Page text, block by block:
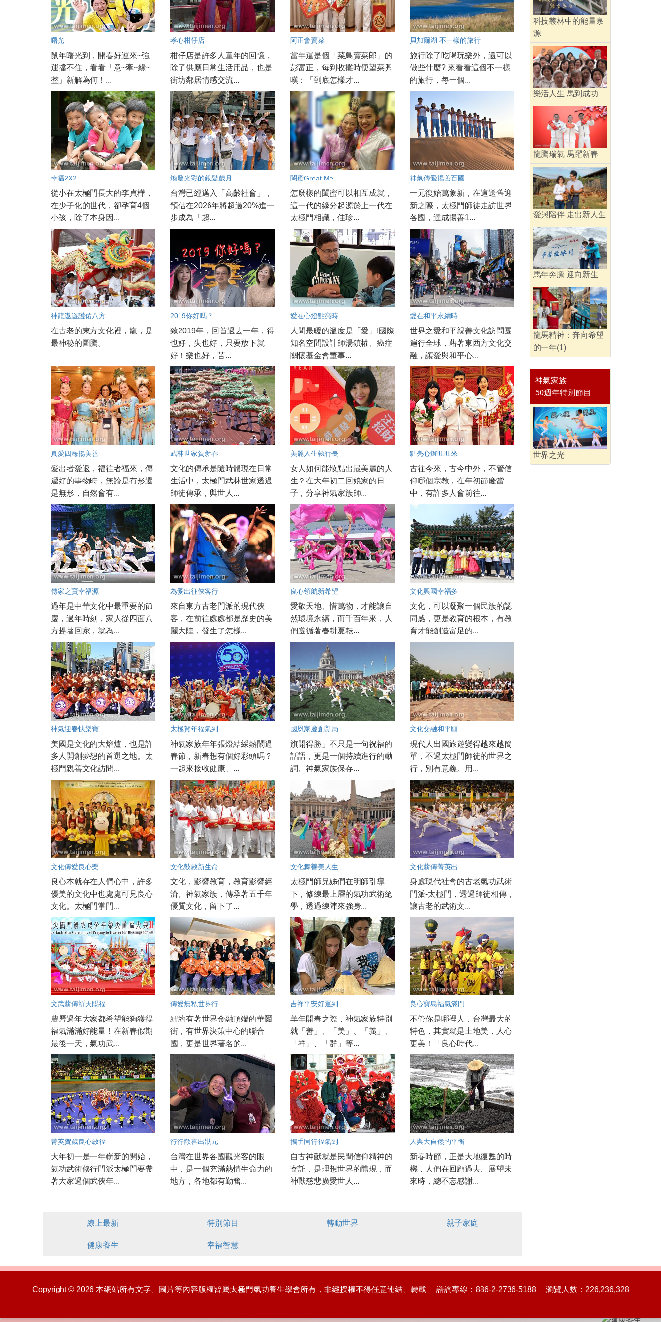
曙光
鼠年曙光到，開春好運來~強
運擋不住，看看「意~牽~緣~
整」新解為何！...
孝心柑仔店
柑仔店是許多人童年的回憶，
除了供應日常生活用品，也是
街坊鄰居情感交流...
阿正會賣菜
當年還是個「菜鳥賣菜郎」的
彭富正，每到收攤時便望菜興
嘆：「到底怎樣才...
貝加爾湖 不一樣的旅行
旅行除了吃喝玩樂外，還可以
做些什麼? 來看看這個不一樣
的旅行，每一個...
幸福2X2
從小在太極門長大的李貞樺，
在少子化的世代，卻孕育4個
小孩，除了本身因...
煥發光彩的銀髮歲月
台灣已經邁入「高齡社會」，
預估在2026年將超過20%進一
步成為「超...
閨蜜Great Me
怎麼樣的閨蜜可以相互成就，
這一代的緣分起源於上一代在
太極門相識，佳珍...
神氣傳愛揚善百國
一元復始萬象新，在這送舊迎
新之際，太極門師徒走訪世界
各國，達成揚善1...
神龍遨遊護佑八方
在古老的東方文化裡，龍，是
最神秘的圖騰。
2019你好嗎？
致2019年，回首過去一年，得
也好，失也好，只要放下就
好！樂也好，苦...
愛在心燈點亮時
人間最暖的溫度是「愛」!國際
知名空間設計師湯鎮權、癌症
關懷基金會董事...
愛在和平永續時
世界之愛和平親善文化訪問團
遍行全球，藉著東西方文化交
融，讓愛與和平心...
真愛四海揚美善
愛出者愛返，福往者福來，傳
遞好的事物時，無論是有形還
是無形，自然會有...
武林世家賀新春
文化的傳承是隨時體現在日常
生活中，太極門武林世家透過
師徒傳承，與世人...
美麗人生執行長
女人如何能妝點出最美麗的人
生？在大年初二回娘家的日
子，分享神氣家族師...
點亮心燈旺旺來
古往今來，古今中外，不管信
仰哪個宗教，在年初節慶當
中，有許多人會前往...
傳家之寶幸福源
過年是中華文化中最重要的節
慶，過年時刻，家人從四面八
方趕著回家，就為...
為愛出征俠客行
來自東方古老門派的現代俠
客，在前往處處都是歷史的美
麗大陸，發生了怎樣...
良心領航新希望
愛敬天地、惜萬物，才能讓自
然環境永續，而千百年來，人
們遵循著春耕夏耘...
文化興國幸福多
文化，可以凝聚一個民族的認
同感，更是教育的根本，有教
育才能創造富足的...
神氣迎春快樂寶
美國是文化的大熔爐，也是許
多人開創夢想的首選之地。太
極門親善文化訪問...
太極賀年福氣到
神氣家族年年張燈結綵熱鬧過
春節，新春想有個好彩頭嗎？
一起來接收健康、...
國恩家慶創新局
旗開得勝」不只是一句祝福的
話語，更是一個持續進行的動
詞。神氣家族保存...
文化交融和平願
現代人出國旅遊變得越來越簡
單，不過太極門師徒的世界之
行，別有意義。用...
文化傳愛良心樂
良心本就存在人們心中，許多
優美的文化中也處處可見良心
文化。太極門掌門...
文化鼓啟新生命
文化，影響教育，教育影響經
濟。神氣家族，傳承著五千年
優質文化，留下了...
文化舞善美人生
太極門師兄姊們在明師引導
下，修練最上層的氣功武術絕
學，透過練陣來強身...
文化薪傳菁英出
身處現代社會的古老氣功武術
門派-太極門，透過師徒相傳，
讓古老的武術文...
文武薪傳祈天賜福
農曆過年大家都希望能夠獲得
福氣滿滿好能量！在新春假期
最後一天，氣功武...
傳愛無私世界行
紐約有著世界金融頂端的華爾
街，有世界決策中心的聯合
國，更是世界著名的...
吉祥平安好運到
羊年開春之際，神氣家族特別
就「善」、「美」、「義」、
「祥」、「群」等...
良心寶島福氣滿門
不管你是哪裡人，台灣最大的
特色，其實就是土地美，人心
更美！「良心時代...
菁英賀歲良心啟福
大年初一是一年嶄新的開始，
氣功武術修行門派太極門要帶
著大家過個武俠年...
行行歡喜出狀元
台灣在世界各國觀光客的眼
中，是一個充滿熱情生命力的
地方，各地都有勤奮...
攜手同行福氣到
自古神獸就是民間信仰精神的
寄託，是理想世界的體現，而
神獸慈悲廣愛世人...
人與大自然的平衡
新春時節，正是大地復甦的時
機，人們在回顧過去、展望未
來時，總不忘感謝...
線上最新 特別節目 轉動世界 親子家庭
健康養生 幸福智慧
科技叢林中的能量泉
源
樂活人生 馬到成功
龍騰瑞氣 馬躍新春
愛與陪伴 走出新人生
馬年奔騰 迎向新生
龍馬精神：奔向希望
的一年(1)
神氣家族
50週年特別節目
世界之光
Copyright © 2026 本網站所有文字、圖片等內容版權皆屬太極門氣功養生學會所有，非經授權不得任意連結、轉載 諮詢專線：886-2-2736-5188 瀏覽人數：226,236,328